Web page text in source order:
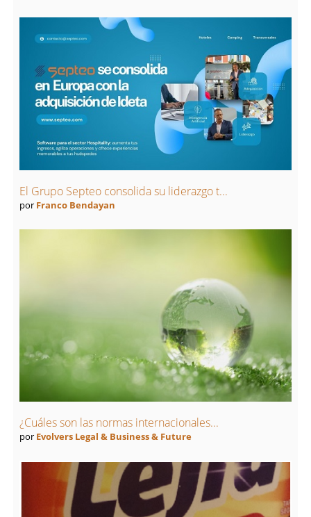
El Grupo Septeo consolida su liderazgo t...
por Franco Bendayan
¿Cuáles son las normas internacionales...
por Evolvers Legal & Business & Future